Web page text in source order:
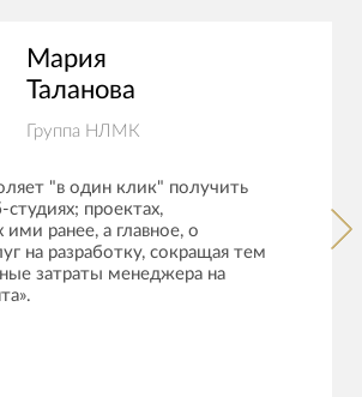
Мария
Таланова
Группа НЛМК
"в один клик" получить
студиях; проектах,
ими ранее, а главное, о
на разработку, сокращая тем
затраты менеджера на